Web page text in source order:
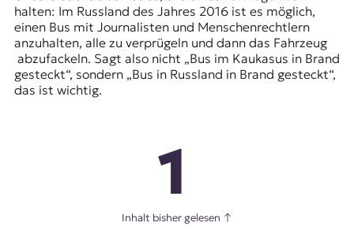
halten: Im Russland des Jahres 2016 ist es möglich,
einen Bus mit Journalisten und Menschenrechtlern
anzuhalten, alle zu verprügeln und dann das Fahrzeug
abzufackeln. Sagt also nicht „Bus im Kaukasus in Brand
gesteckt“, sondern „Bus in Russland in Brand gesteckt“,
das ist wichtig.
1
Inhalt bisher gelesen ↑